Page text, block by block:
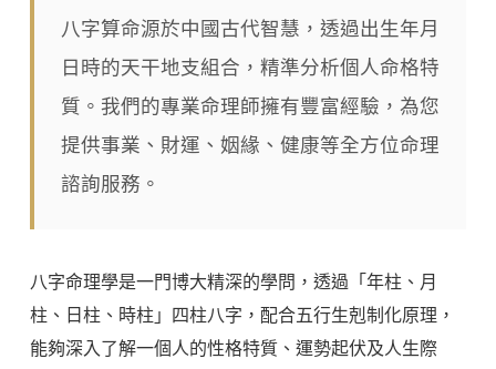
八字算命源於中國古代智慧，透過出生年月
日時的天干地支組合，精準分析個人命格特
質。我們的專業命理師擁有豐富經驗，為您
提供事業、財運、姻緣、健康等全方位命理
諮詢服務。
八字命理學是一門博大精深的學問，透過「年柱、月
柱、日柱、時柱」四柱八字，配合五行生剋制化原理，
能夠深入了解一個人的性格特質、運勢起伏及人生際